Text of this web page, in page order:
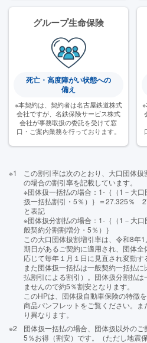
グループ生命保険
死亡・高度障がい状態への
備え
※本契約は、契約者は名古屋鉄道株式
会社ですが、名鉄保険サービス株式
会社が事務取扱の委託を受けて窓
口・ご案内業務を行っております。
※1
この割引率は次のとおり、⼤⼝団体
の場合の割引率を記載しています。
※団体扱⼀括払の場合：1-｛（1－⼤
扱⼀括払割引・5％）｝＝27.325％
と表記
※団体扱分割払の場合：1-｛（1－⼤
般契約分割割増分・5％）｝
この⼤⼝団体扱割増引率は、令和8年
期⽇があるご契約に適⽤され、団体
応じて毎年１⽉１⽇に⾒直され変動す
また団体扱⼀括払は⼀般契約⼀括払
払割引による割引）。団体扱分割払
ませんので約5％割安となります。
このHPは、団体扱自動車保険の特徴
商品パンフレットをご覧ください。
り異なります。
※2
団体扱一括払の場合、団体扱以外の
5％お得（割安）です。（ただし地震